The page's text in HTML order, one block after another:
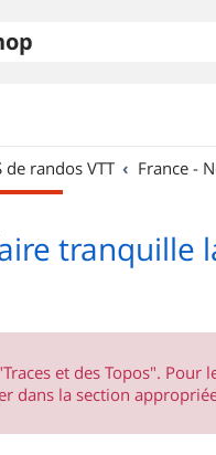
de randos VTT France -
tranquille
et des Topos". Pour
dans la section